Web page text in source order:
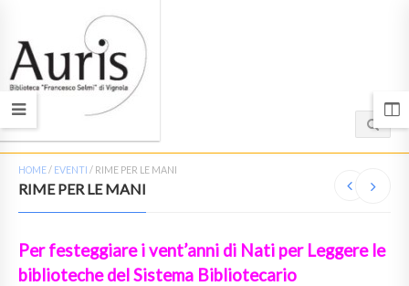
HOME/ EVENTI / RIME PER LE MANI
RIME PER LE MANI
Per festeggiare i vent’anni di Nati per Leggere le
biblioteche del Sistema Bibliotecario